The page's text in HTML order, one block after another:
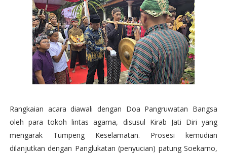
Rangkaian acara diawali dengan Doa Pangruwatan Bangsa
oleh para tokoh lintas agama, disusul Kirab Jati Diri yang
mengarak Tumpeng Keselamatan. Prosesi kemudian
dilanjutkan dengan Panglukatan (penyucian) patung Soekarno,